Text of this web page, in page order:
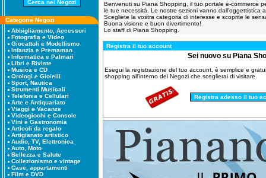
Categorie Negozi
Abbigliamento, Accessori
Fotografia e Video
Giocattoli e Modellismo
Infanzia e Premaman
Informatica e Palmari
Libri e Riviste
Musica e CD
Orologi e Gioielli
Sport, Nautica
Strumenti Musicali
Telefonia e Cellulari
Arte e Antiquariato
Viaggi e Vacanze
Videogiochi e Console
Vini e Gastronomia
Articoli da regalo
Artigianato artistico
Audio, TV, Elettronica
Auto, Moto
Bellezza e Salute
Collezionismo e vintage
Case, appartamenti
Film e DVD
Benvenuti su Piana Shopping, il tuo portale e-commerce
le tue necessità. Le nostre sezioni vanno dall'oggettistica
Scegliete la vostra categoria di interesse e scoprite le
Buona visione e buon divertimento!
Lo staff di Piana Shopping.
Registra il tuo account
Sei nuovo su Piana
Esegui la registrazione del tuo account, è semplice e
shopping all'interno dei Negozi che sceglierai di visitare.